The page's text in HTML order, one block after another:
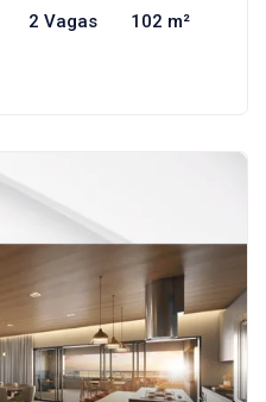
2 Vagas 102 m²